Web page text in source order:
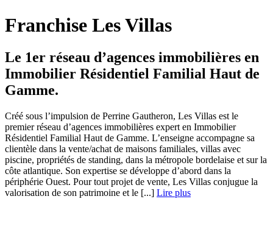
Franchise Les Villas
Le 1er réseau d’agences immobilières en
Immobilier Résidentiel Familial Haut de
Gamme.
Créé sous l’impulsion de Perrine Gautheron, Les Villas est le
premier réseau d’agences immobilières expert en Immobilier
Résidentiel Familial Haut de Gamme. L’enseigne accompagne sa
clientèle dans la vente/achat de maisons familiales, villas avec
piscine, propriétés de standing, dans la métropole bordelaise et sur la
côte atlantique. Son expertise se développe d’abord dans la
périphérie Ouest. Pour tout projet de vente, Les Villas conjugue la
valorisation de son patrimoine et le [...] Lire plus